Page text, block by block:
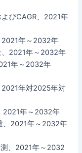
びCAGR、2021年
2021年～2032年
、2021年～2032年
年～2032年
2021年対2025年対
2021年～2032年
、2021年～2032年
、2021年～2032